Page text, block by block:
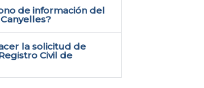
de información del
la solicitud de
Civil de